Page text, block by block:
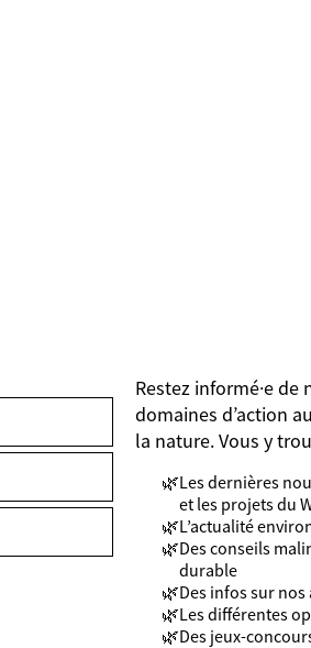
FIELDSET
Restez informé·e
domaines d’action
la nature. Vous y
Les dernières
et les projets du
L’actualité
Des conseils
durable
Des infos sur
Les différentes
Des jeux-